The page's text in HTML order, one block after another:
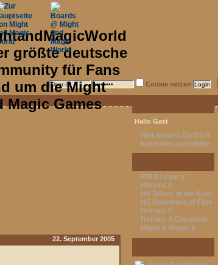
Cookie setzen
Hallo Gast
Hier kannst Du Dich
kostenlos anmelden
MMX Legacy
Heroes 6
H5 Tribes of the East
H5 Hammers of Fate
Heroes 5
Heroes 4 Complete
Might & Magic 9
22. September 2005